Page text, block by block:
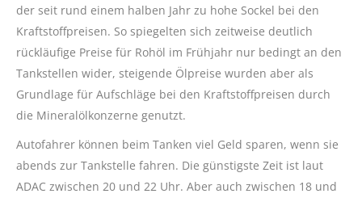
der seit rund einem halben Jahr zu hohe Sockel bei den
Kraftstoffpreisen. So spiegelten sich zeitweise deutlich
rückläufige Preise für Rohöl im Frühjahr nur bedingt an den
Tankstellen wider, steigende Ölpreise wurden aber als
Grundlage für Aufschläge bei den Kraftstoffpreisen durch
die Mineralölkonzerne genutzt.
Autofahrer können beim Tanken viel Geld sparen, wenn sie
abends zur Tankstelle fahren. Die günstigste Zeit ist laut
ADAC zwischen 20 und 22 Uhr. Aber auch zwischen 18 und